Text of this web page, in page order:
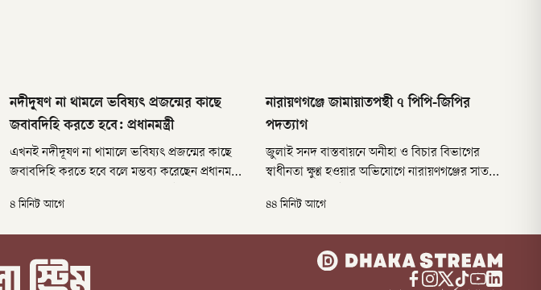
নদীদূষণ না থামলে ভবিষ্যৎ প্রজন্মের কাছে
জবাবদিহি করতে হবে: প্রধানমন্ত্রী
এখনই নদীদূষণ না থামালে ভবিষ্যৎ প্রজন্মের কাছে
জবাবদিহি করতে হবে বলে মন্তব্য করেছেন প্রধানমন্ত্রী
‘বুড়িগঙ্গা নদীর পানি ও পরিবেশ উন্নয়ন’ শীর্ষক বৈঠকে
৪ মিনিট আগে
নারায়ণগঞ্জে জামায়াতপন্থী ৭ পিপি-জিপির
পদত্যাগ
জুলাই সনদ বাস্তবায়নে অনীহা ও বিচার বিভাগের
স্বাধীনতা ক্ষুণ্ণ হওয়ার অভিযোগে নারায়ণগঞ্জের সাত
আদালতের অতিরিক্ত ও সহকারী পাবলিক
(জিপি) দায়িত্বে ছিলেন।
৪৪ মিনিট আগে